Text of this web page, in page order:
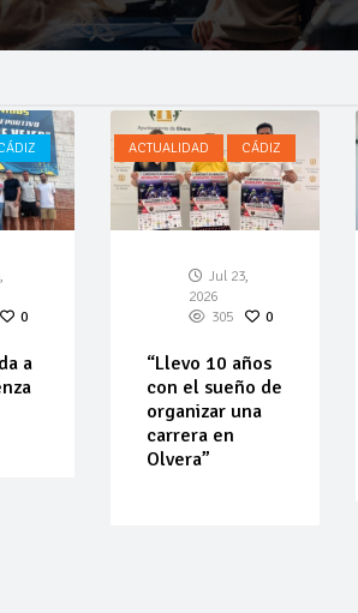
0
a
ACTUALIDAD CÁDIZ
Jul 23,
2026
305
0
“Llevo 10 años
con el sueño de
organizar una
carrera en
Olvera”